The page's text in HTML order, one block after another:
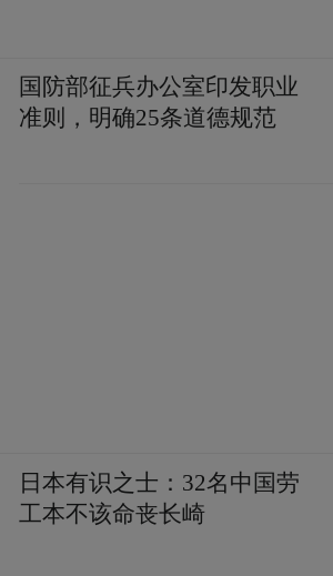
国防部征兵办公室印发职业
准则，明确25条道德规范
日本有识之士：32名中国劳
工本不该命丧长崎